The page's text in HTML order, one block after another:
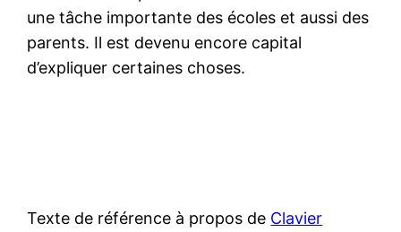
une tâche importante des écoles et aussi des
parents. Il est devenu encore capital
d’expliquer certaines choses.
Texte de référence à propos de Clavier